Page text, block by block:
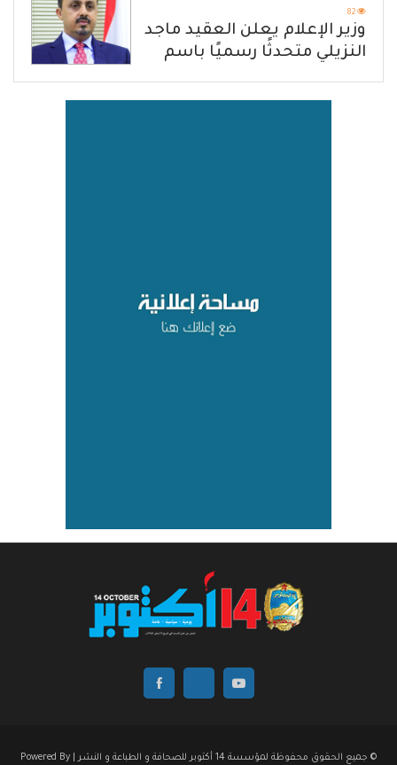
82
وزير الإعلام يعلن العقيد ماجد
النزيلي متحدثًا رسميًا باسم
© جميع الحقوق محفوظة لمؤسسة 14 أكتوبر للصحافة و الطباعة و النشر | Powered By